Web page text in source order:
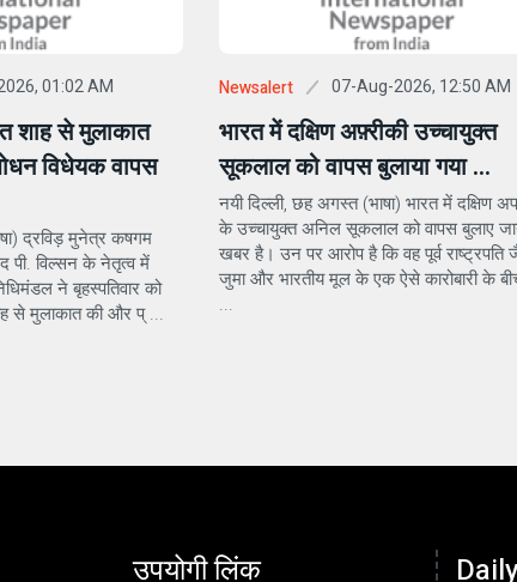
01:02 AM
शाह से मुलाकात
विधेयक वापस
द्रविड़ मुनेत्र कषगम
पी. विल्सन के नेतृत्व में
ने बृहस्पतिवार को
से मुलाकात की और प् ...
Newsalert 07-Aug-2026, 12:50 AM
भारत में दक्षिण अफ़्रीकी उच्चायुक्त
सूकलाल को वापस बुलाया गया ...
नयी दिल्ली, छह अगस्त (भाषा) भारत में दक्षिण
के उच्चायुक्त अनिल सूकलाल को वापस बुलाए
खबर है। उन पर आरोप है कि वह पूर्व
जुमा और भारतीय मूल के एक ऐसे कारोबारी के
...
उपयोगी लिंक